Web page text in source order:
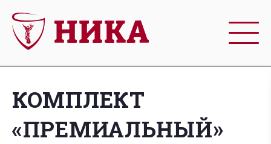
КОМПЛЕКТ
«ПРЕМИАЛЬНЫЙ»